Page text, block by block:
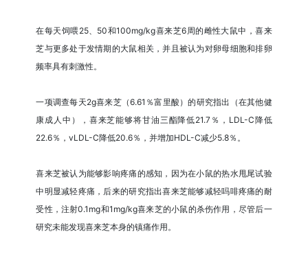
在每天饲喂25、50和100mg/kg喜来芝6周的雌性大鼠中，喜来
芝与更多处于发情期的大鼠相关，并且被认为对卵母细胞和排卵
频率具有刺激性。
一项调查每天2g喜来芝（6.61％富里酸）的研究指出（在其他健
康成人中），喜来芝能够将甘油三酯降低21.7％，LDL-C降低
22.6％，vLDL-C降低20.6％，并增加HDL-C减少5.8％。
喜来芝被认为能够影响疼痛的感知，因为在小鼠的热水甩尾试验
中明显减轻疼痛，后来的研究指出喜来芝能够减轻吗啡疼痛的耐
受性，注射0.1mg和1mg/kg喜来芝的小鼠的杀伤作用，尽管后一
研究未能发现喜来芝本身的镇痛作用。